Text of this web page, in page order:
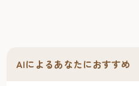
AIによるあなたにおすすめ